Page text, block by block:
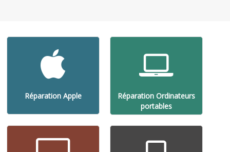
Réparation Apple
Réparation Ordinateurs
portables